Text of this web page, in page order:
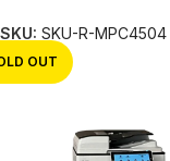
SKU: SKU-R-MPC4504
OUT